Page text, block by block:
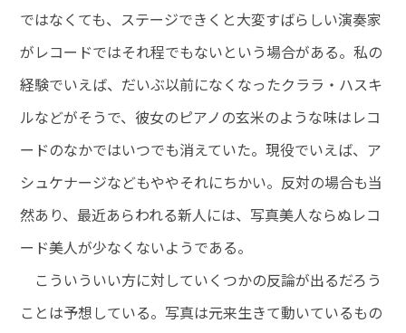
ではなくても、ステージできくと大変すばらしい演奏家
がレコードではそれ程でもないという場合がある。私の
経験でいえば、だいぶ以前になくなったクララ・ハスキ
ルなどがそうで、彼女のピアノの玄米のような味はレコ
ードのなかではいつでも消えていた。現役でいえば、ア
シュケナージなどもややそれにちかい。反対の場合も当
然あり、最近あらわれる新人には、写真美人ならぬレコ
ード美人が少なくないようである。
こういういい方に対していくつかの反論が出るだろう
ことは予想している。写真は元来生きて動いているもの